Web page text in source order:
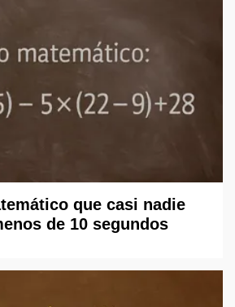
que casi nadie
de 10 segundos